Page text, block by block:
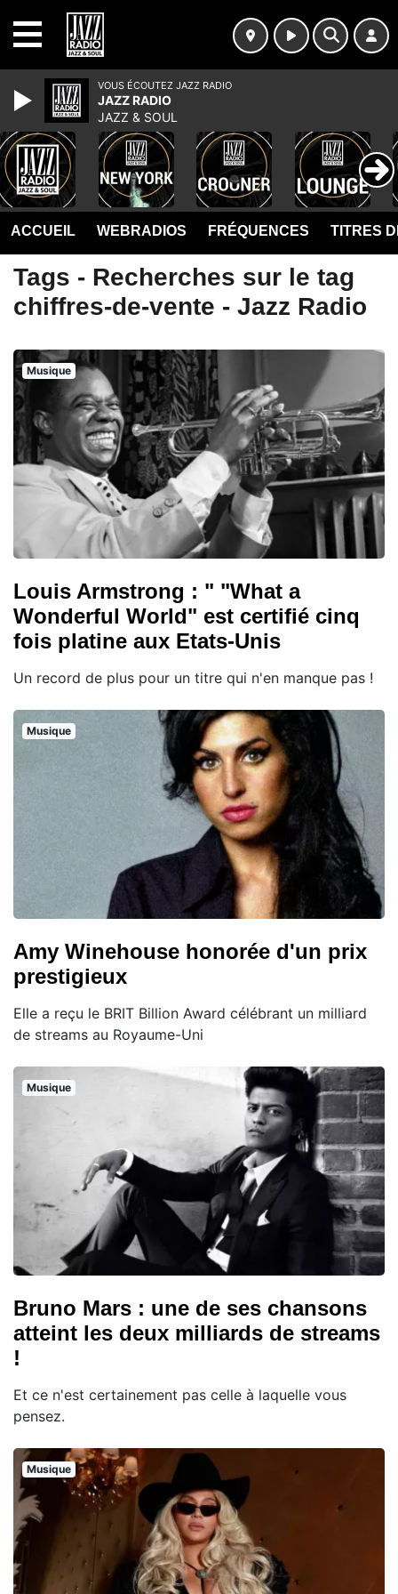
ACCUEIL WEBRADIOS FRÉQUENCES TITRES
Tags - Recherches sur le tag
chiffres-de-vente - Jazz Radio
Musique
Louis Armstrong : " "What a
Wonderful World" est certifié cinq
fois platine aux Etats-Unis
Un record de plus pour un titre qui n'en manque pas !
Musique
Amy Winehouse honorée d'un prix
prestigieux
Elle a reçu le BRIT Billion Award célébrant un milliard
de streams au Royaume-Uni
Musique
Bruno Mars : une de ses chansons
atteint les deux milliards de streams
!
Et ce n'est certainement pas celle à laquelle vous
pensez.
Musique
VOUS ÉCOUTEZ JAZZ RADIO
JAZZ RADIO
JAZZ & SOUL